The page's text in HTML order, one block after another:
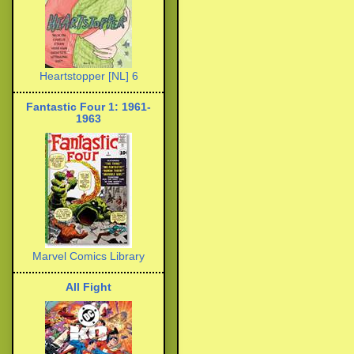
Heartstopper [NL] 6
Fantastic Four 1: 1961-
1963
Marvel Comics Library
All Fight